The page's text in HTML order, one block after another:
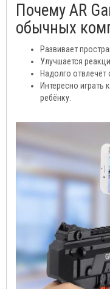
Почему AR
обычных
Развивает
Улучшается
Надолго отвлечёт
Интересно играть
ребёнку.